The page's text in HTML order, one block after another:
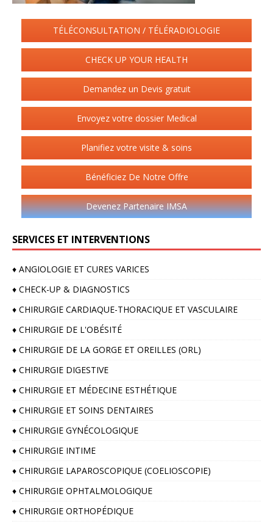
TÉLÉCONSULTATION / TÉLÉRADIOLOGIE
CHECK UP YOUR HEALTH
Demandez un Devis gratuit
Envoyez votre dossier Medical
Planifiez votre visite & soins
Bénéficiez De Notre Offre
Devenez Partenaire IMSA
SERVICES ET INTERVENTIONS
♦️ ANGIOLOGIE ET CURES VARICES
♦️ CHECK-UP & DIAGNOSTICS
♦️ CHIRURGIE CARDIAQUE-THORACIQUE ET VASCULAIRE
♦️ CHIRURGIE DE L'OBÉSITÉ
♦️ CHIRURGIE DE LA GORGE ET OREILLES (ORL)
♦️ CHIRURGIE DIGESTIVE
♦️ CHIRURGIE ET MÉDECINE ESTHÉTIQUE
♦️ CHIRURGIE ET SOINS DENTAIRES
♦️ CHIRURGIE GYNÉCOLOGIQUE
♦️ CHIRURGIE INTIME
♦️ CHIRURGIE LAPAROSCOPIQUE (COELIOSCOPIE)
♦️ CHIRURGIE OPHTALMOLOGIQUE
♦️ CHIRURGIE ORTHOPÉDIQUE